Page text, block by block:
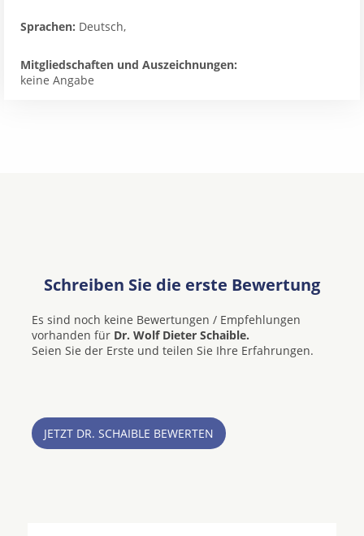
Sprachen: Deutsch,
Mitgliedschaften und Auszeichnungen:
keine Angabe
Schreiben Sie die erste Bewertung
Es sind noch keine Bewertungen / Empfehlungen
vorhanden für Dr. Wolf Dieter Schaible.
Seien Sie der Erste und teilen Sie Ihre Erfahrungen.
JETZT DR. SCHAIBLE BEWERTEN